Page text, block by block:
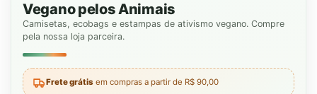
Vegano pelos Animais
Camisetas, ecobags e estampas de ativismo vegano. Compre
pela nossa loja parceira.
Frete grátis em compras a partir de R$ 90,00